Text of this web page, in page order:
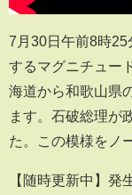
7月30日午前8時25
するマグニチュー
海道から和歌山県
ます。石破総理が
た。この模様をノ
【随時更新中】発